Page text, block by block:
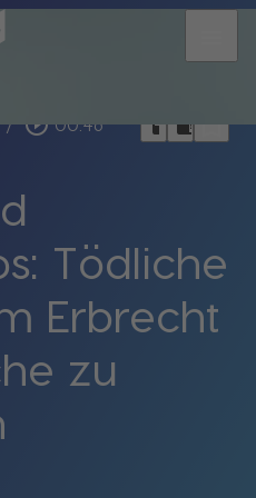
/ play_circle_outline 00:46 headphoneschrome_reader_modebookmark_border
Tödliche
Erbrecht
zu